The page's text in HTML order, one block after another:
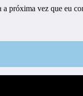
a próxima vez que eu